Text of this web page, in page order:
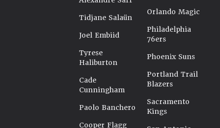
Tidjane Salaün
Joel Embiid
Tyrese
Haliburton
Cade
Cunningham
Paolo Banchero
Cooper Flagg
Orlando Magic
Philadelphia
76ers
Phoenix Suns
Portland Trail
Blazers
Sacramento
Kings